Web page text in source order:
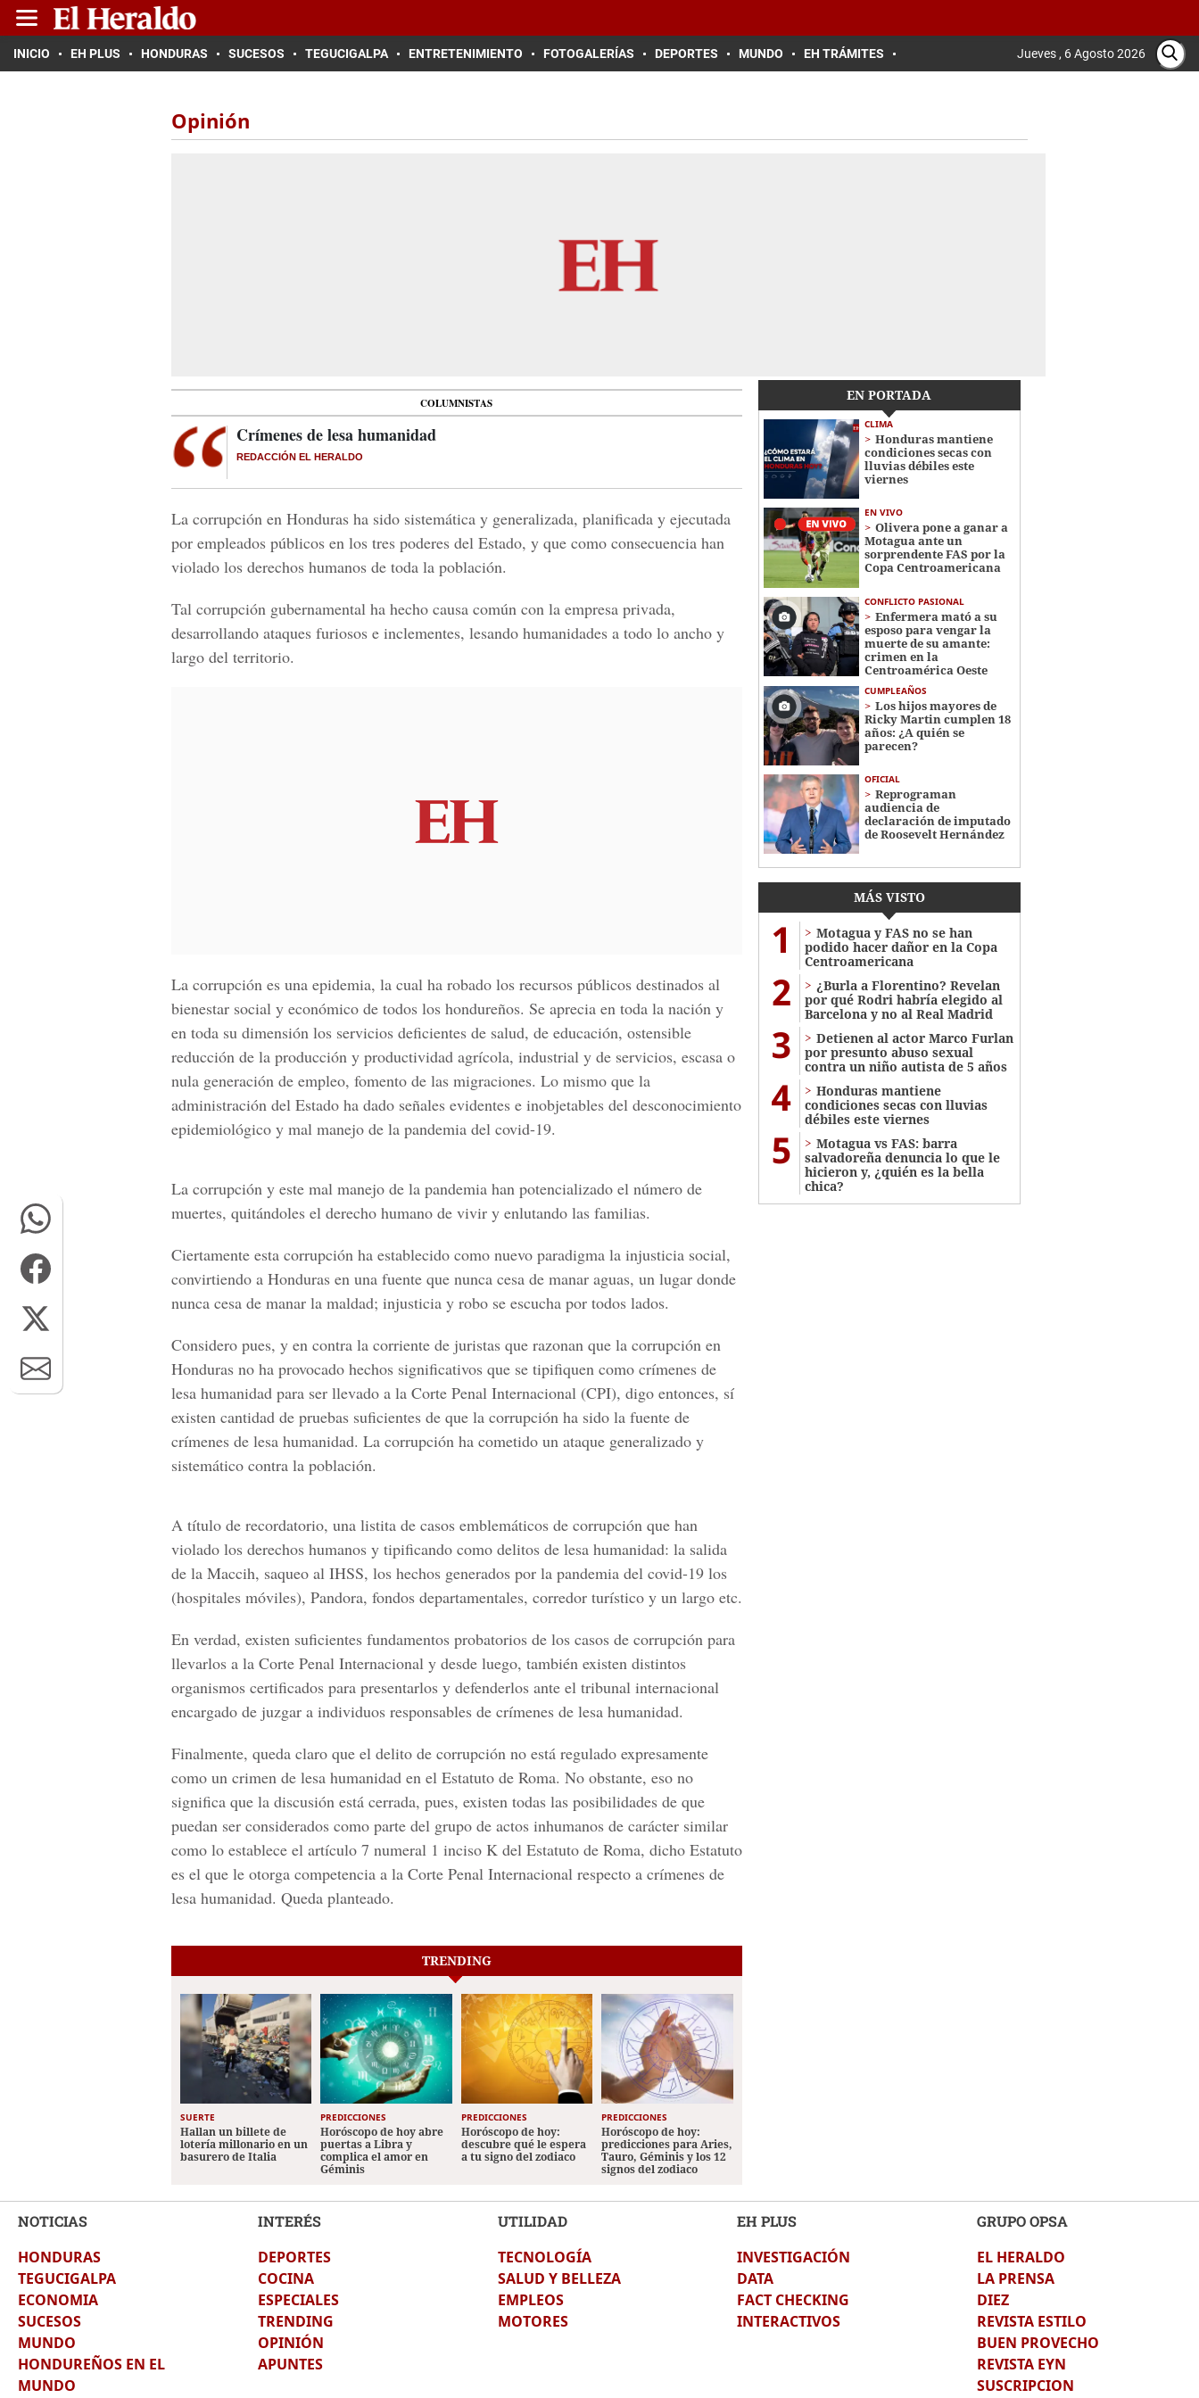
INICIO EH PLUS HONDURAS SUCESOS TEGUCIGALPA ENTRETENIMIENTO FOTOGALERÍAS DEPORTES MUNDO EH TRÁMITES Jueves , 6 Agosto 2026
Opinión
COLUMNISTAS
Crímenes de lesa humanidad
REDACCIÓN EL HERALDO
La corrupción en Honduras ha sido sistemática y generalizada, planificada y ejecutada
por empleados públicos en los tres poderes del Estado, y que como consecuencia han
violado los derechos humanos de toda la población.
Tal corrupción gubernamental ha hecho causa común con la empresa privada,
desarrollando ataques furiosos e inclementes, lesando humanidades a todo lo ancho y
largo del territorio.
La corrupción es una epidemia, la cual ha robado los recursos públicos destinados al
bienestar social y económico de todos los hondureños. Se aprecia en toda la nación y
en toda su dimensión los servicios deficientes de salud, de educación, ostensible
reducción de la producción y productividad agrícola, industrial y de servicios, escasa o
nula generación de empleo, fomento de las migraciones. Lo mismo que la
administración del Estado ha dado señales evidentes e inobjetables del desconocimiento
epidemiológico y mal manejo de la pandemia del covid-19.
La corrupción y este mal manejo de la pandemia han potencializado el número de
muertes, quitándoles el derecho humano de vivir y enlutando las familias.
Ciertamente esta corrupción ha establecido como nuevo paradigma la injusticia social,
convirtiendo a Honduras en una fuente que nunca cesa de manar aguas, un lugar donde
nunca cesa de manar la maldad; injusticia y robo se escucha por todos lados.
Considero pues, y en contra la corriente de juristas que razonan que la corrupción en
Honduras no ha provocado hechos significativos que se tipifiquen como crímenes de
lesa humanidad para ser llevado a la Corte Penal Internacional (CPI), digo entonces, sí
existen cantidad de pruebas suficientes de que la corrupción ha sido la fuente de
crímenes de lesa humanidad. La corrupción ha cometido un ataque generalizado y
sistemático contra la población.
A título de recordatorio, una listita de casos emblemáticos de corrupción que han
violado los derechos humanos y tipificando como delitos de lesa humanidad: la salida
de la Maccih, saqueo al IHSS, los hechos generados por la pandemia del covid-19 los
(hospitales móviles), Pandora, fondos departamentales, corredor turístico y un largo etc.
En verdad, existen suficientes fundamentos probatorios de los casos de corrupción para
llevarlos a la Corte Penal Internacional y desde luego, también existen distintos
organismos certificados para presentarlos y defenderlos ante el tribunal internacional
encargado de juzgar a individuos responsables de crímenes de lesa humanidad.
Finalmente, queda claro que el delito de corrupción no está regulado expresamente
como un crimen de lesa humanidad en el Estatuto de Roma. No obstante, eso no
significa que la discusión está cerrada, pues, existen todas las posibilidades de que
puedan ser considerados como parte del grupo de actos inhumanos de carácter similar
como lo establece el artículo 7 numeral 1 inciso K del Estatuto de Roma, dicho Estatuto
es el que le otorga competencia a la Corte Penal Internacional respecto a crímenes de
lesa humanidad. Queda planteado.
EN PORTADA
CLIMA
Honduras mantiene
condiciones secas con
lluvias débiles este
viernes
EN VIVO
Olivera pone a ganar a
Motagua ante un
sorprendente FAS por la
Copa Centroamericana
CONFLICTO PASIONAL
Enfermera mató a su
esposo para vengar la
muerte de su amante:
crimen en la
Centroamérica Oeste
CUMPLEAÑOS
Los hijos mayores de
Ricky Martin cumplen 18
años: ¿A quién se
parecen?
OFICIAL
Reprograman
audiencia de
declaración de imputado
de Roosevelt Hernández
MÁS VISTO
1
Motagua y FAS no se han
podido hacer dañor en la Copa
Centroamericana
2
¿Burla a Florentino? Revelan
por qué Rodri habría elegido al
Barcelona y no al Real Madrid
3
Detienen al actor Marco Furlan
por presunto abuso sexual
contra un niño autista de 5 años
4
Honduras mantiene
condiciones secas con lluvias
débiles este viernes
5
Motagua vs FAS: barra
salvadoreña denuncia lo que le
hicieron y, ¿quién es la bella
chica?
TRENDING
SUERTE
Hallan un billete de
lotería millonario en un
basurero de Italia
PREDICCIONES
Horóscopo de hoy abre
puertas a Libra y
complica el amor en
Géminis
PREDICCIONES
Horóscopo de hoy:
descubre qué le espera
a tu signo del zodiaco
PREDICCIONES
Horóscopo de hoy:
predicciones para Aries,
Tauro, Géminis y los 12
signos del zodiaco
NOTICIAS
HONDURAS
TEGUCIGALPA
ECONOMIA
SUCESOS
MUNDO
HONDUREÑOS EN EL
MUNDO
INTERÉS
DEPORTES
COCINA
ESPECIALES
TRENDING
OPINIÓN
APUNTES
UTILIDAD
TECNOLOGÍA
SALUD Y BELLEZA
EMPLEOS
MOTORES
EH PLUS
INVESTIGACIÓN
DATA
FACT CHECKING
INTERACTIVOS
GRUPO OPSA
EL HERALDO
LA PRENSA
DIEZ
REVISTA ESTILO
BUEN PROVECHO
REVISTA EYN
SUSCRIPCION